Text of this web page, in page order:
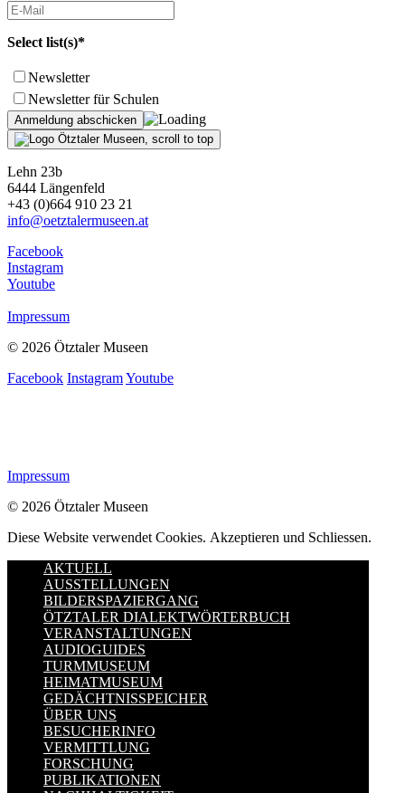
Select list(s)*
Newsletter
Newsletter für Schulen
Lehn 23b
6444 Längenfeld
+43 (0)664 910 23 21
info@oetztalermuseen.at
Facebook
Instagram
Youtube
Impressum
© 2026 Ötztaler Museen
Facebook InstagramYoutube
Impressum
© 2026 Ötztaler Museen
Diese Website verwendet Cookies. Akzeptieren und Schliessen.
AKTUELL
AUSSTELLUNGEN
BILDERSPAZIERGANG
ÖTZTALER DIALEKTWÖRTERBUCH
VERANSTALTUNGEN
AUDIOGUIDES
TURMMUSEUM
HEIMATMUSEUM
GEDÄCHTNISSPEICHER
ÜBER UNS
BESUCHERINFO
VERMITTLUNG
FORSCHUNG
PUBLIKATIONEN